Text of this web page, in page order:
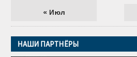
« Июл
НАШИ ПАРТНЁРЫ